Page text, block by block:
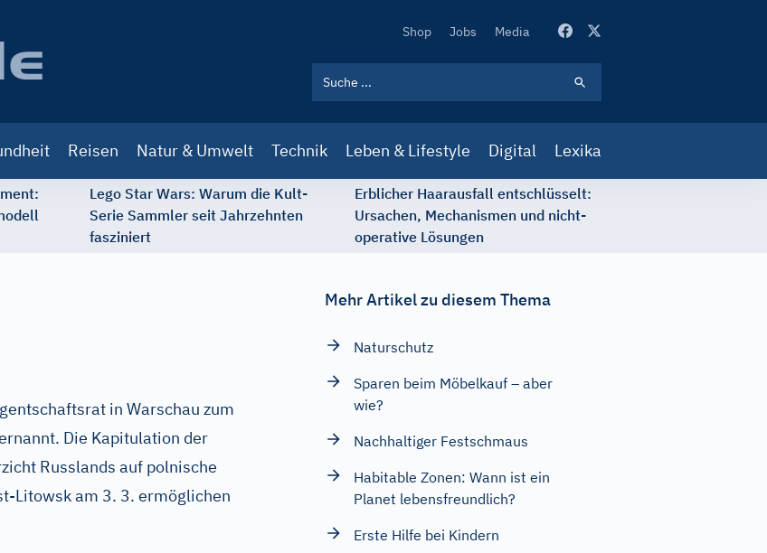
Secondary
Shop Jobs Media
Reisen Natur & Umwelt Technik Leben & Lifestyle Digital Lexika
Lego Star Wars: Warum die Kult-
Serie Sammler seit Jahrzehnten
fasziniert
Erblicher Haarausfall entschlüsselt:
Ursachen, Mechanismen und nicht-
operative Lösungen
in Warschau zum
Die Kapitulation der
Russlands auf polnische
Litowsk am 3. 3. ermöglichen
Mehr Artikel zu diesem Thema
Naturschutz
Sparen beim Möbelkauf – aber
wie?
Nachhaltiger Festschmaus
Habitable Zonen: Wann ist ein
Planet lebensfreundlich?
Erste Hilfe bei Kindern